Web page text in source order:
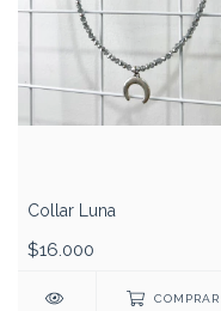
Collar Luna
$16.000
COMPRAR